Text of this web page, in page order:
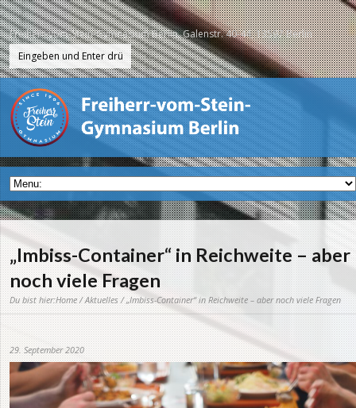
Freiherr-vom-Stein-Gymnasium Berlin, Galenstr. 40-44, 13597 Berlin
„Imbiss-Container“ in Reichweite – aber
noch viele Fragen
Du bist hier:Home/Aktuelles/ „Imbiss-Container“ in Reichweite – aber noch viele Fragen
29. September 2020